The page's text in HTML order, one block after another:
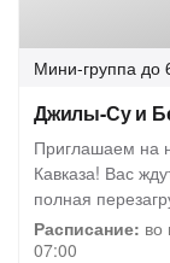
Мини-группа до
Джилы-Су и
Приглашаем на
Кавказа! Вас
полная
Расписание: во
07:00